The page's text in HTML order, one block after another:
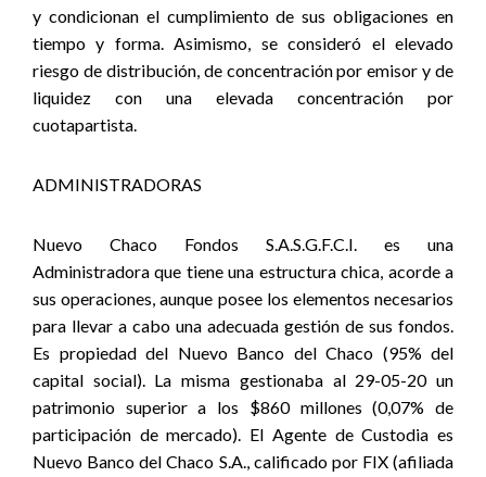
y condicionan el cumplimiento de sus obligaciones en
tiempo y forma. Asimismo, se consideró el elevado
riesgo de distribución, de concentración por emisor y de
liquidez con una elevada concentración por
cuotapartista.
ADMINISTRADORAS
Nuevo Chaco Fondos S.A.S.G.F.C.I. es una
Administradora que tiene una estructura chica, acorde a
sus operaciones, aunque posee los elementos necesarios
para llevar a cabo una adecuada gestión de sus fondos.
Es propiedad del Nuevo Banco del Chaco (95% del
capital social). La misma gestionaba al 29-05-20 un
patrimonio superior a los $860 millones (0,07% de
participación de mercado). El Agente de Custodia es
Nuevo Banco del Chaco S.A., calificado por FIX (afiliada